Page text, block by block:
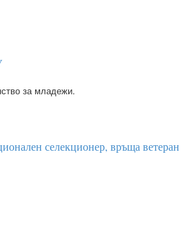
за младежи.
селекционер, връща ветеран